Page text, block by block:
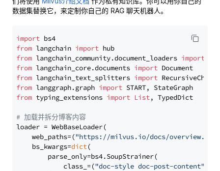
数据集替换它，来定制你自己的 RAG 聊天机器人。
import
from langchain import
from langchain_community.document_loaders import
from langchain_core.documents import
from langchain_text_splitters import
from langgraph.graph import
from typing_extensions import List, TypedDict
# 加载并拆分博客内容
loader = WebBaseLoader(
    web_paths=(
"https://milvus.io/docs/overview.md"
    bs_kwargs=
dict(
        parse_only=bs4.SoupStrainer(
            class_=(
"doc-style doc-post-content"